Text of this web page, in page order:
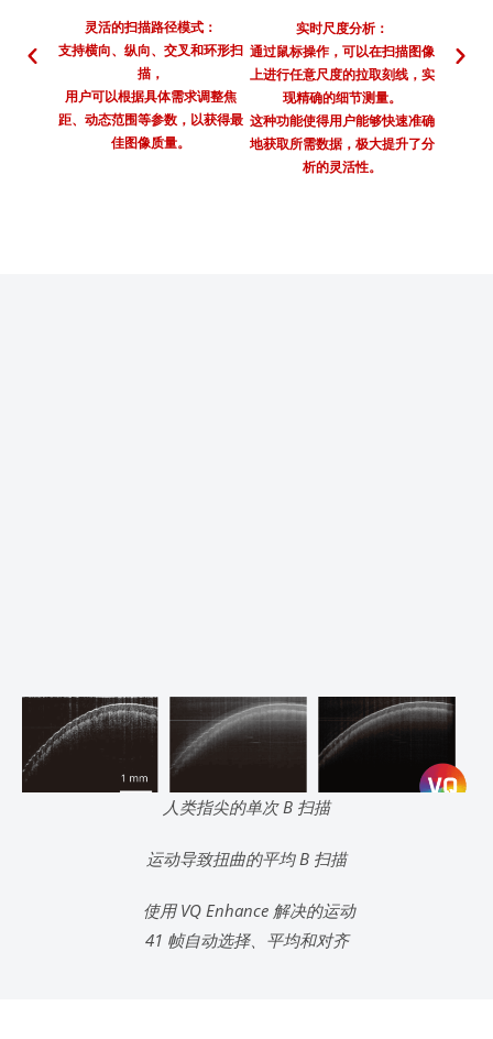
灵活的扫描路径模式：
支持横向、纵向、交叉和环形扫
描，
用户可以根据具体需求调整焦
距、动态范围等参数，以获得最
佳图像质量。
实时尺度分析：
通过鼠标操作，可以在扫描图像
上进行任意尺度的拉取刻线，实
现精确的细节测量。
这种功能使得用户能够快速准确
地获取所需数据，极大提升了分
析的灵活性。
软件内
人类指尖的单次 B 扫描
运动导致扭曲的平均 B 扫描
使用 VQ Enhance 解决的运动
41 帧自动选择、平均和对齐